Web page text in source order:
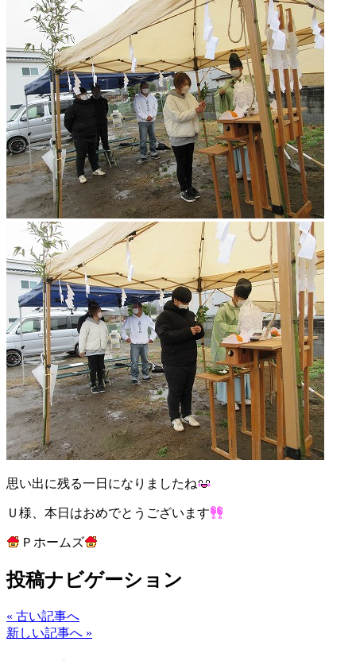
思い出に残る一日になりましたね
Ｕ様、本日はおめでとうございます
Ｐホームズ
投稿ナビゲーション
« 古い記事へ
新しい記事へ »